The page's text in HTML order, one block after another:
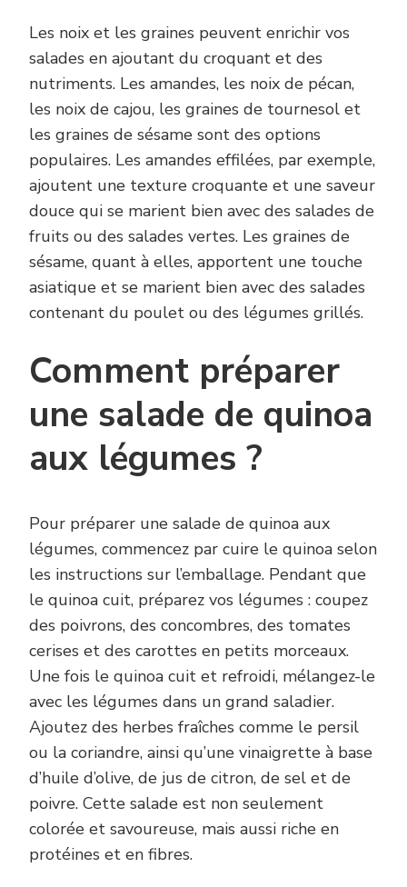
Les noix et les graines peuvent enrichir vos
salades en ajoutant du croquant et des
nutriments. Les amandes, les noix de pécan,
les noix de cajou, les graines de tournesol et
les graines de sésame sont des options
populaires. Les amandes effilées, par exemple,
ajoutent une texture croquante et une saveur
douce qui se marient bien avec des salades de
fruits ou des salades vertes. Les graines de
sésame, quant à elles, apportent une touche
asiatique et se marient bien avec des salades
contenant du poulet ou des légumes grillés.
Comment préparer
une salade de quinoa
aux légumes ?
Pour préparer une salade de quinoa aux
légumes, commencez par cuire le quinoa selon
les instructions sur l’emballage. Pendant que
le quinoa cuit, préparez vos légumes : coupez
des poivrons, des concombres, des tomates
cerises et des carottes en petits morceaux.
Une fois le quinoa cuit et refroidi, mélangez-le
avec les légumes dans un grand saladier.
Ajoutez des herbes fraîches comme le persil
ou la coriandre, ainsi qu’une vinaigrette à base
d’huile d’olive, de jus de citron, de sel et de
poivre. Cette salade est non seulement
colorée et savoureuse, mais aussi riche en
protéines et en fibres.